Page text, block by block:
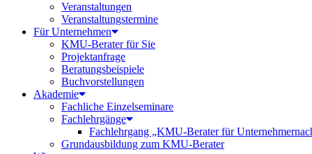
Veranstaltungen
Veranstaltungstermine
Für Unternehmen
KMU-Berater für Sie
Projektanfrage
Beratungsbeispiele
Buchvorstellungen
Akademie
Fachliche Einzelseminare
Fachlehrgänge
Fachlehrgang „KMU-Berater für
Grundausbildung zum KMU-Berater